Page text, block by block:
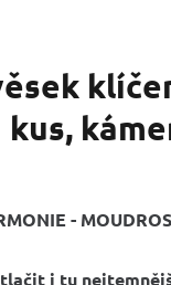
kus,
-
i tu